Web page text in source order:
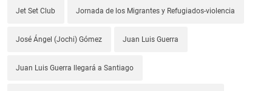
Jet Set Club Jornada de los Migrantes y Refugiados-violencia
José Ángel (Jochi) Gómez Juan Luis Guerra
Juan Luis Guerra llegará a Santiago